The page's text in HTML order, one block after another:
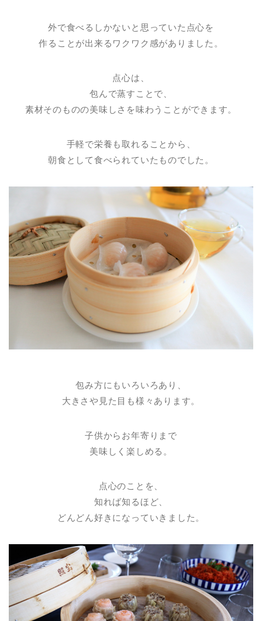
外で食べるしかないと思っていた点心を
作ることが出来るワクワク感がありました。
点心は、
包んで蒸すことで、
素材そのものの美味しさを味わうことができます。
手軽で栄養も取れることから、
朝食として食べられていたものでした。
包み方にもいろいろあり、
大きさや見た目も様々あります。
子供からお年寄りまで
美味しく楽しめる。
点心のことを、
知れば知るほど、
どんどん好きになっていきました。